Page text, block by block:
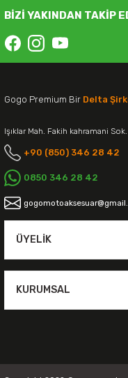
BİZİ YAKINDAN TAKİP
Gogo Premium Bir Delta
Işıklar Mah. Fakih kahramani
+90 (850) 346 28 42
0850 346 28 42
ÜYELIK
KURUMSAL